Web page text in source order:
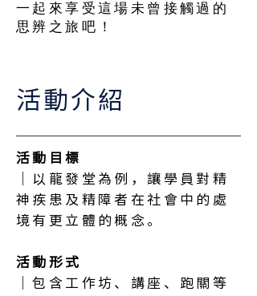
一起來享受這場未曾接觸過的
思辨之旅吧！⠀
活動介紹
活動目標
｜以龍發堂為例，讓學員對精
神疾患及精障者在社會中的處
境有更立體的概念。⠀
活動形式
｜包含工作坊、講座、跑關等